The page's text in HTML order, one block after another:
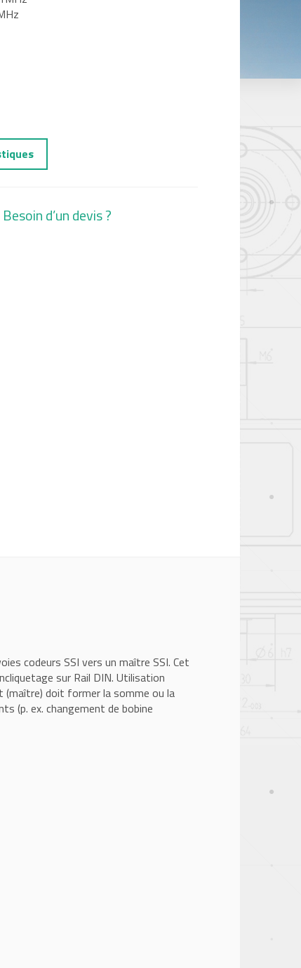
d’un devis ?
codeurs SSI vers un maître SSI. Cet
sur Rail DIN. Utilisation
(maître) doit former la somme ou la
(p. ex. changement de bobine